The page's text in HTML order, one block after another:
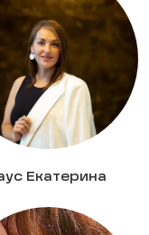
Екатерина